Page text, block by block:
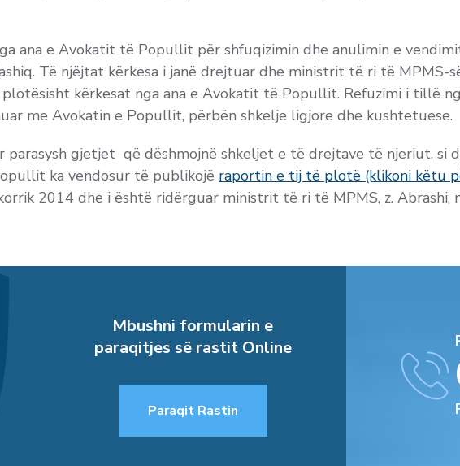
ana e Avokatit të Popullit për shfuqizimin dhe anulimin e
Të njëjtat kërkesa i janë drejtuar dhe ministrit të ri të MPMS-
kërkesat nga ana e Avokatit të Popullit. Refuzimi i tillë
me Avokatin e Popullit, përbën shkelje ligjore dhe kushtetuese.
parasysh gjetjet që dëshmojnë shkeljet e të drejtave të njeriut, si
ka vendosur të publikojë raportin e tij të plotë (klikoni këtu
2014 dhe i është ridërguar ministrit të ri të MPMS, z.
Mbushni formularin e
paraqitjes së rastit Online
Paraqit Rastin